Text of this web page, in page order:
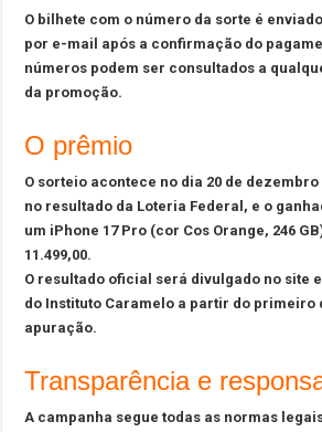
O bilhete com o número da sorte é
por e-mail após a confirmação do
números podem ser consultados a
da promoção.
O prêmio
O sorteio acontece no dia 20 de dezembro
no resultado da Loteria Federal, e o
um iPhone 17 Pro (cor Cos Orange, 246
11.499,00.
O resultado oficial será divulgado no site
do Instituto Caramelo a partir do primeiro
apuração.
Transparência e
A campanha segue todas as normas